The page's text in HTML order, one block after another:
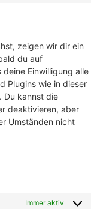
zeigen wir dir ein
du auf
deine Einwilligung alle
Plugins wie in dieser
Du kannst die
deaktivieren, aber
Umständen nicht
Immer aktiv